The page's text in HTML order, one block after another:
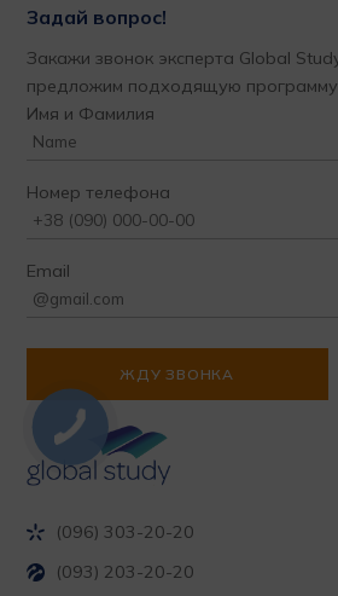
(096) 303-20-20
(093) 203-20-20
Задай вопрос!
Закажи звонок эксперта Global
предложим подходящую программу
Имя и Фамилия
Номер телефона
Email